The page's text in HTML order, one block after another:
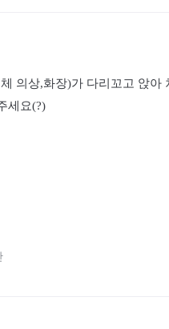
의상,화장)가 다리꼬고 앉아
세요(?)